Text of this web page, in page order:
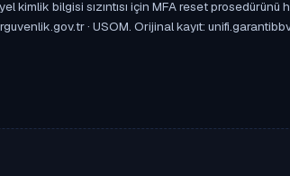
bilgisi sızıntısı için MFA reset prosedürünü
· USOM. Orijinal kayıt: